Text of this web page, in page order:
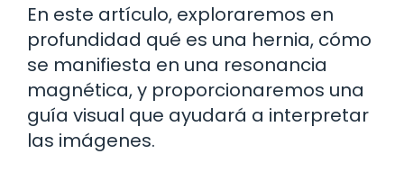
En este artículo, exploraremos en
profundidad qué es una hernia, cómo
se manifiesta en una resonancia
magnética, y proporcionaremos una
guía visual que ayudará a interpretar
las imágenes.